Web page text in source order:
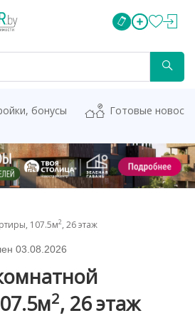
бонусы Готовые
107.5м2, 26 этаж
03.08.2026
2, 26 этаж